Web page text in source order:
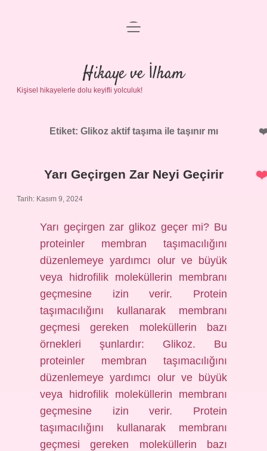
Anasayfa
Gizlilik Politikası
Yasal Uyarı
menüyü
Hikaye ve İlham
Kişisel hikayelerle dolu keyifli yolculuk!
Etiket: Glikoz aktif taşıma ile taşınır mı
Yarı Geçirgen Zar Neyi Geçirir
Tarih: Kasım 9, 2024
Yarı geçirgen zar glikoz geçer mi? Bu
proteinler membran taşımacılığını
düzenlemeye yardımcı olur ve büyük
veya hidrofilik moleküllerin membranı
geçmesine izin verir. Protein
taşımacılığını kullanarak membranı
geçmesi gereken moleküllerin bazı
örnekleri şunlardır: Glikoz. Bu
proteinler membran taşımacılığını
düzenlemeye yardımcı olur ve büyük
veya hidrofilik moleküllerin membranı
geçmesine izin verir. Protein
taşımacılığını kullanarak membranı
geçmesi gereken moleküllerin bazı